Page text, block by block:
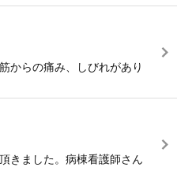
からの痛み、しびれがあり
きました。病棟看護師さん